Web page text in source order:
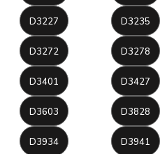
D3227 D3235
D3272 D3278
D3401 D3427
D3603 D3828
D3934 D3941